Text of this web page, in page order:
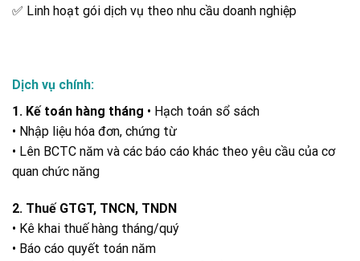
✅ Linh hoạt gói dịch vụ theo nhu cầu doanh nghiệp
Dịch vụ chính:
1. Kế toán hàng tháng • Hạch toán sổ sách
• Nhập liệu hóa đơn, chứng từ
• Lên BCTC năm và các báo cáo khác theo yêu cầu của cơ
quan chức năng
2. Thuế GTGT, TNCN, TNDN
• Kê khai thuế hàng tháng/quý
• Báo cáo quyết toán năm